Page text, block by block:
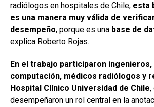
radiólogos en hospitales de Chile, esta
es una manera muy válida de
desempeño, porque es una base de
explica Roberto Rojas.
En el trabajo participaron
computación, médicos radiólogos y
Hospital Clínico Universidad de Chile,
desempeñaron un rol central en la